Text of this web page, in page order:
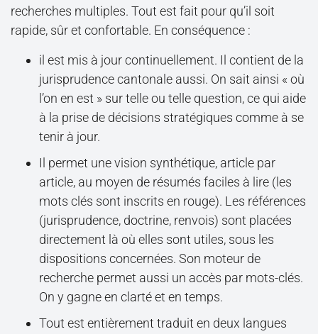
recherches multiples. Tout est fait pour qu’il soit
rapide, sûr et confortable. En conséquence :
il est mis à jour continuellement. Il contient de la
jurisprudence cantonale aussi. On sait ainsi « où
l’on en est » sur telle ou telle question, ce qui aide
à la prise de décisions stratégiques comme à se
tenir à jour.
Il permet une vision synthétique, article par
article, au moyen de résumés faciles à lire (les
mots clés sont inscrits en rouge). Les références
(jurisprudence, doctrine, renvois) sont placées
directement là où elles sont utiles, sous les
dispositions concernées. Son moteur de
recherche permet aussi un accès par mots-clés.
On y gagne en clarté et en temps.
Tout est entièrement traduit en deux langues